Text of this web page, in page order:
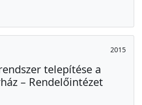
2015
telepítése a
– Rendelőintézet